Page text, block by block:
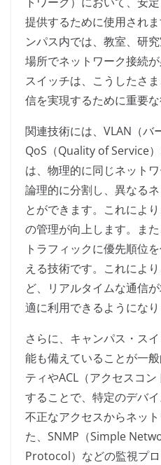
提供するために使用され
ンパス内では、教室、研
場所でネットワーク接続
スイッチは、こうしたさ
信を実現するために重要な
関連技術には、VLAN（バ
QoS（Quality of Service
は、物理的に同じネット
論理的に分割し、異なる
とができます。これによ
の管理が向上します。ま
トラフィックに優先順位
える技術です。これによ
ど、リアルタイムな通信
適に利用できるようになり
さらに、キャンパス・ス
能も備えていることが一
ティやACL（アクセスコ
することで、特定のデバイ
不正なアクセスからネッ
た、SNMP（Simple
Protocol）などの監視プ